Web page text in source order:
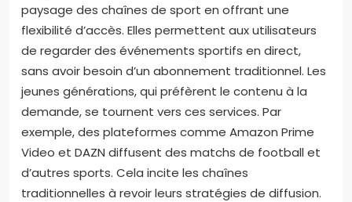
paysage des chaînes de sport en offrant une
flexibilité d’accès. Elles permettent aux utilisateurs
de regarder des événements sportifs en direct,
sans avoir besoin d’un abonnement traditionnel. Les
jeunes générations, qui préfèrent le contenu à la
demande, se tournent vers ces services. Par
exemple, des plateformes comme Amazon Prime
Video et DAZN diffusent des matchs de football et
d’autres sports. Cela incite les chaînes
traditionnelles à revoir leurs stratégies de diffusion.